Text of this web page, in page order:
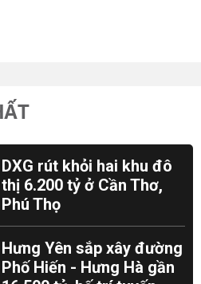
DXG rút khỏi hai khu đô
thị 6.200 tỷ ở Cần Thơ,
Phú Thọ
Hưng Yên sắp xây đường
Phố Hiến - Hưng Hà gần